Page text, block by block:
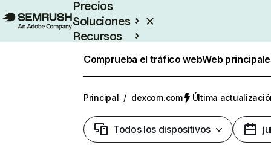
Precios
Soluciones
Recursos
Comprueba el tráfico webWeb
Principal / dexcom.com Última
Todos los dispositivos